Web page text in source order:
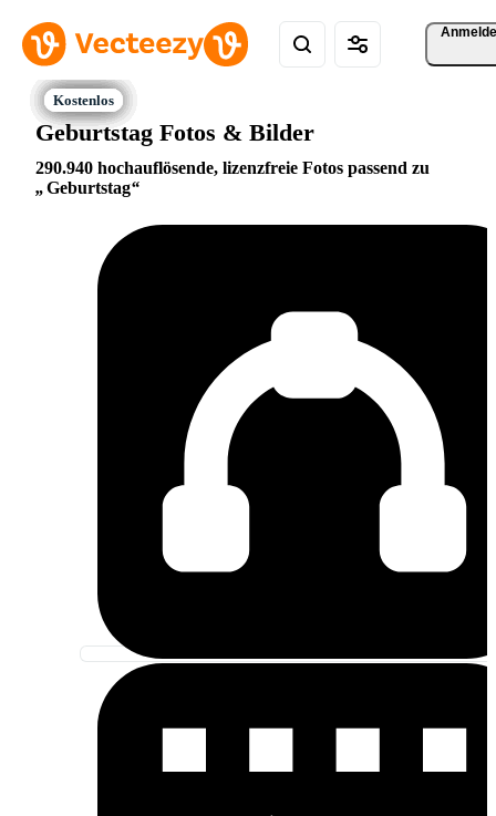
Geburtstag Fotos & Bilder
290.940 hochauflösende, lizenzfreie Fotos passend zu
Geburtstag